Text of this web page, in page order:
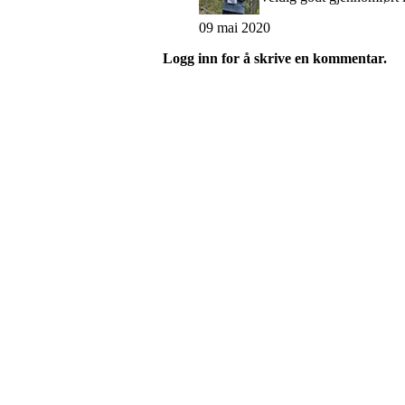
09 mai 2020
Logg inn for å skrive en kommentar.